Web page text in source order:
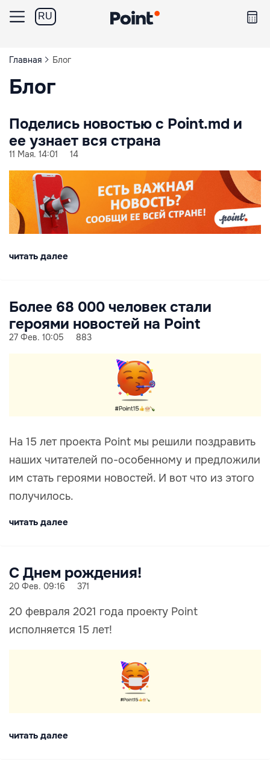
RU
Главная Блог
Блог
Поделись новостью с Point.md и
ее узнает вся страна
11 Мая. 14:01 14
читать далее
Более 68 000 человек стали
героями новостей на Point
27 Фев. 10:05 883
На 15 лет проекта Point мы решили поздравить
наших читателей по-особенному и предложили
им стать героями новостей. И вот что из этого
получилось.
читать далее
С Днем рождения!
20 Фев. 09:16 371
20 февраля 2021 года проекту Point
исполняется 15 лет!
читать далее